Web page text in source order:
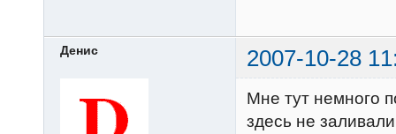
Денис 2007-10-28
Мне тут немного
здесь не